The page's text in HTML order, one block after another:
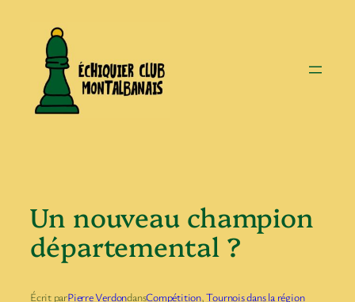
contenu
Un nouveau champion
départemental ?
Écrit parPierre VerdondansCompétition, Tournois dans la région